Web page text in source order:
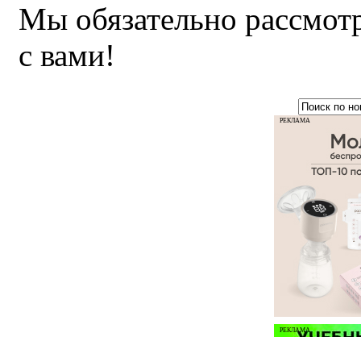
Мы обязательно
с вами!
РЕКЛАМА
РЕКЛАМА